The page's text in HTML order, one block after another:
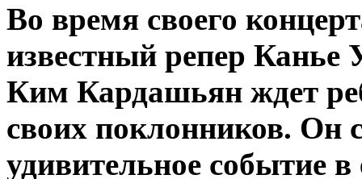
Во время своего
известный репер Канье
Ким Кардашьян ждет
своих поклонников. Он
удивительное событие